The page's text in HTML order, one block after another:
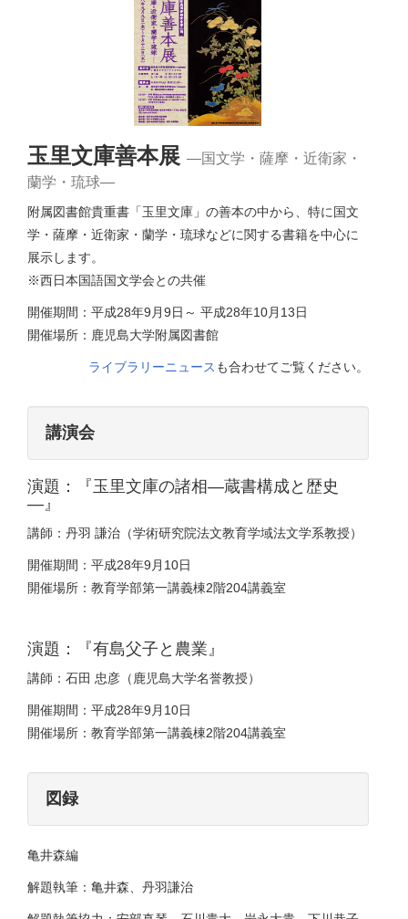
玉里文庫善本展 ―国文学・薩摩・近衛家・
蘭学・琉球―
附属図書館貴重書「玉里文庫」の善本の中から、特に国文
学・薩摩・近衛家・蘭学・琉球などに関する書籍を中心に
展示します。
※西日本国語国文学会との共催
開催期間：平成28年9月9日～ 平成28年10月13日
開催場所：鹿児島大学附属図書館
ライブラリーニュース も合わせてご覧ください。
講演会
演題：『玉里文庫の諸相―蔵書構成と歴史
―』
講師：丹羽 謙治（学術研究院法文教育学域法文学系教授）
開催期間：平成28年9月10日
開催場所：教育学部第一講義棟2階204講義室
演題：『有島父子と農業』
講師：石田 忠彦（鹿児島大学名誉教授）
開催期間：平成28年9月10日
開催場所：教育学部第一講義棟2階204講義室
図録
亀井森編
解題執筆：亀井森、丹羽謙治